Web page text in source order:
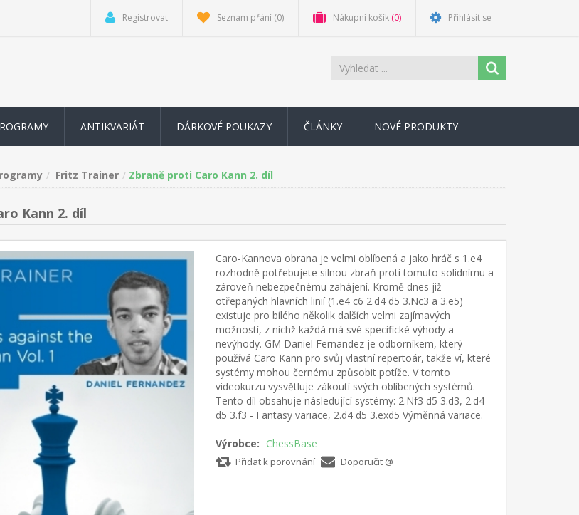
Registrovat Seznam přání (0) Nákupní košík (0) Přihlásit se
ANTIKVARIÁT DÁRKOVÉ POUKAZY ČLÁNKY NOVÉ PRODUKTY
Fritz Trainer Zbraně proti Caro Kann 2. díl
Kann 2. díl
Caro-Kannova obrana je velmi oblíbená a jako hráč s 1.e4
rozhodně potřebujete silnou zbraň proti tomuto solidnímu a
zároveň nebezpečnému zahájení. Kromě dnes již
otřepaných hlavních linií (1.e4 c6 2.d4 d5 3.Nc3 a 3.e5)
existuje pro bílého několik dalších velmi zajímavých
možností, z nichž každá má své specifické výhody a
nevýhody. GM Daniel Fernandez je odborníkem, který
používá Caro Kann pro svůj vlastní repertoár, takže ví, které
systémy mohou černému způsobit potíže. V tomto
videokurzu vysvětluje zákoutí svých oblíbených systémů.
Tento díl obsahuje následující systémy: 2.Nf3 d5 3.d3, 2.d4
d5 3.f3 - Fantasy variace, 2.d4 d5 3.exd5 Výměnná variace.
Výrobce: ChessBase
Přidat k porovnání Doporučit @